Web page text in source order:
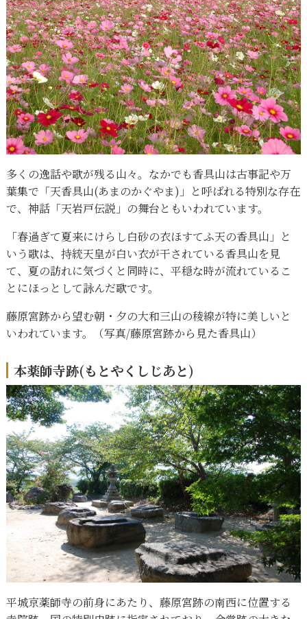
多くの逸話や歌が残る山々。なかでも香具山は古事記や万
葉集で「天香具山(あまのかぐやま)」と呼ばれる特別な存在
で、神話「天岩戸伝説」の舞台ともいわれています。
「春過ぎて夏来にけらし白砂の衣ほすてふ天の香具山」と
いう歌は、持統天皇が白い衣が干されている香具山を見
て、夏の訪れに気づくと同時に、平穏な時が流れているこ
とにほっとして詠んだ歌です。
藤原宮跡から望む朝・夕の大和三山の稜線が特に美しいと
いわれています。（写真/藤原宮跡から見た香具山）
本薬師寺跡(もとやくしじあと)
平城京薬師寺の前身にあたり、藤原宮跡の南西に位置する